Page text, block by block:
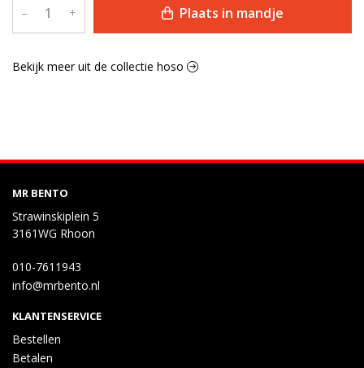
– + Plaats in mandje
Bekijk meer uit de collectie hoso
MR BENTO
Strawinskiplein 5
3161WG Rhoon
010-7611943
info@mrbento.nl
KLANTENSERVICE
Bestellen
Betalen